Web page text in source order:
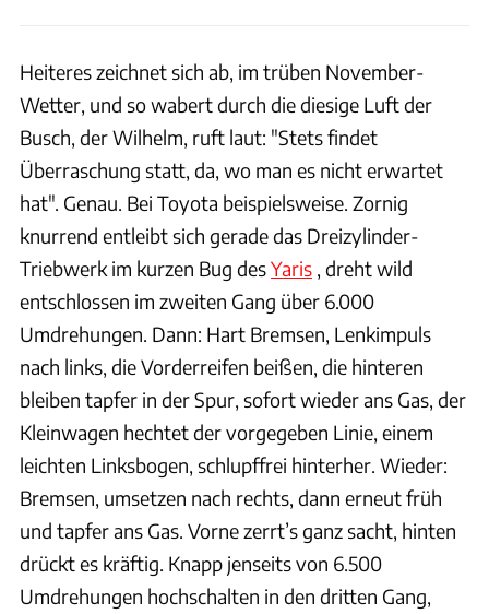
Heiteres zeichnet sich ab, im trüben November-
Wetter, und so wabert durch die diesige Luft der
Busch, der Wilhelm, ruft laut: "Stets findet
Überraschung statt, da, wo man es nicht erwartet
hat". Genau. Bei Toyota beispielsweise. Zornig
knurrend entleibt sich gerade das Dreizylinder-
Triebwerk im kurzen Bug desYaris , dreht wild
entschlossen im zweiten Gang über 6.000
Umdrehungen. Dann: Hart Bremsen, Lenkimpuls
nach links, die Vorderreifen beißen, die hinteren
bleiben tapfer in der Spur, sofort wieder ans Gas, der
Kleinwagen hechtet der vorgegeben Linie, einem
leichten Linksbogen, schlupffrei hinterher. Wieder:
Bremsen, umsetzen nach rechts, dann erneut früh
und tapfer ans Gas. Vorne zerrt’s ganz sacht, hinten
drückt es kräftig. Knapp jenseits von 6.500
Umdrehungen hochschalten in den dritten Gang,